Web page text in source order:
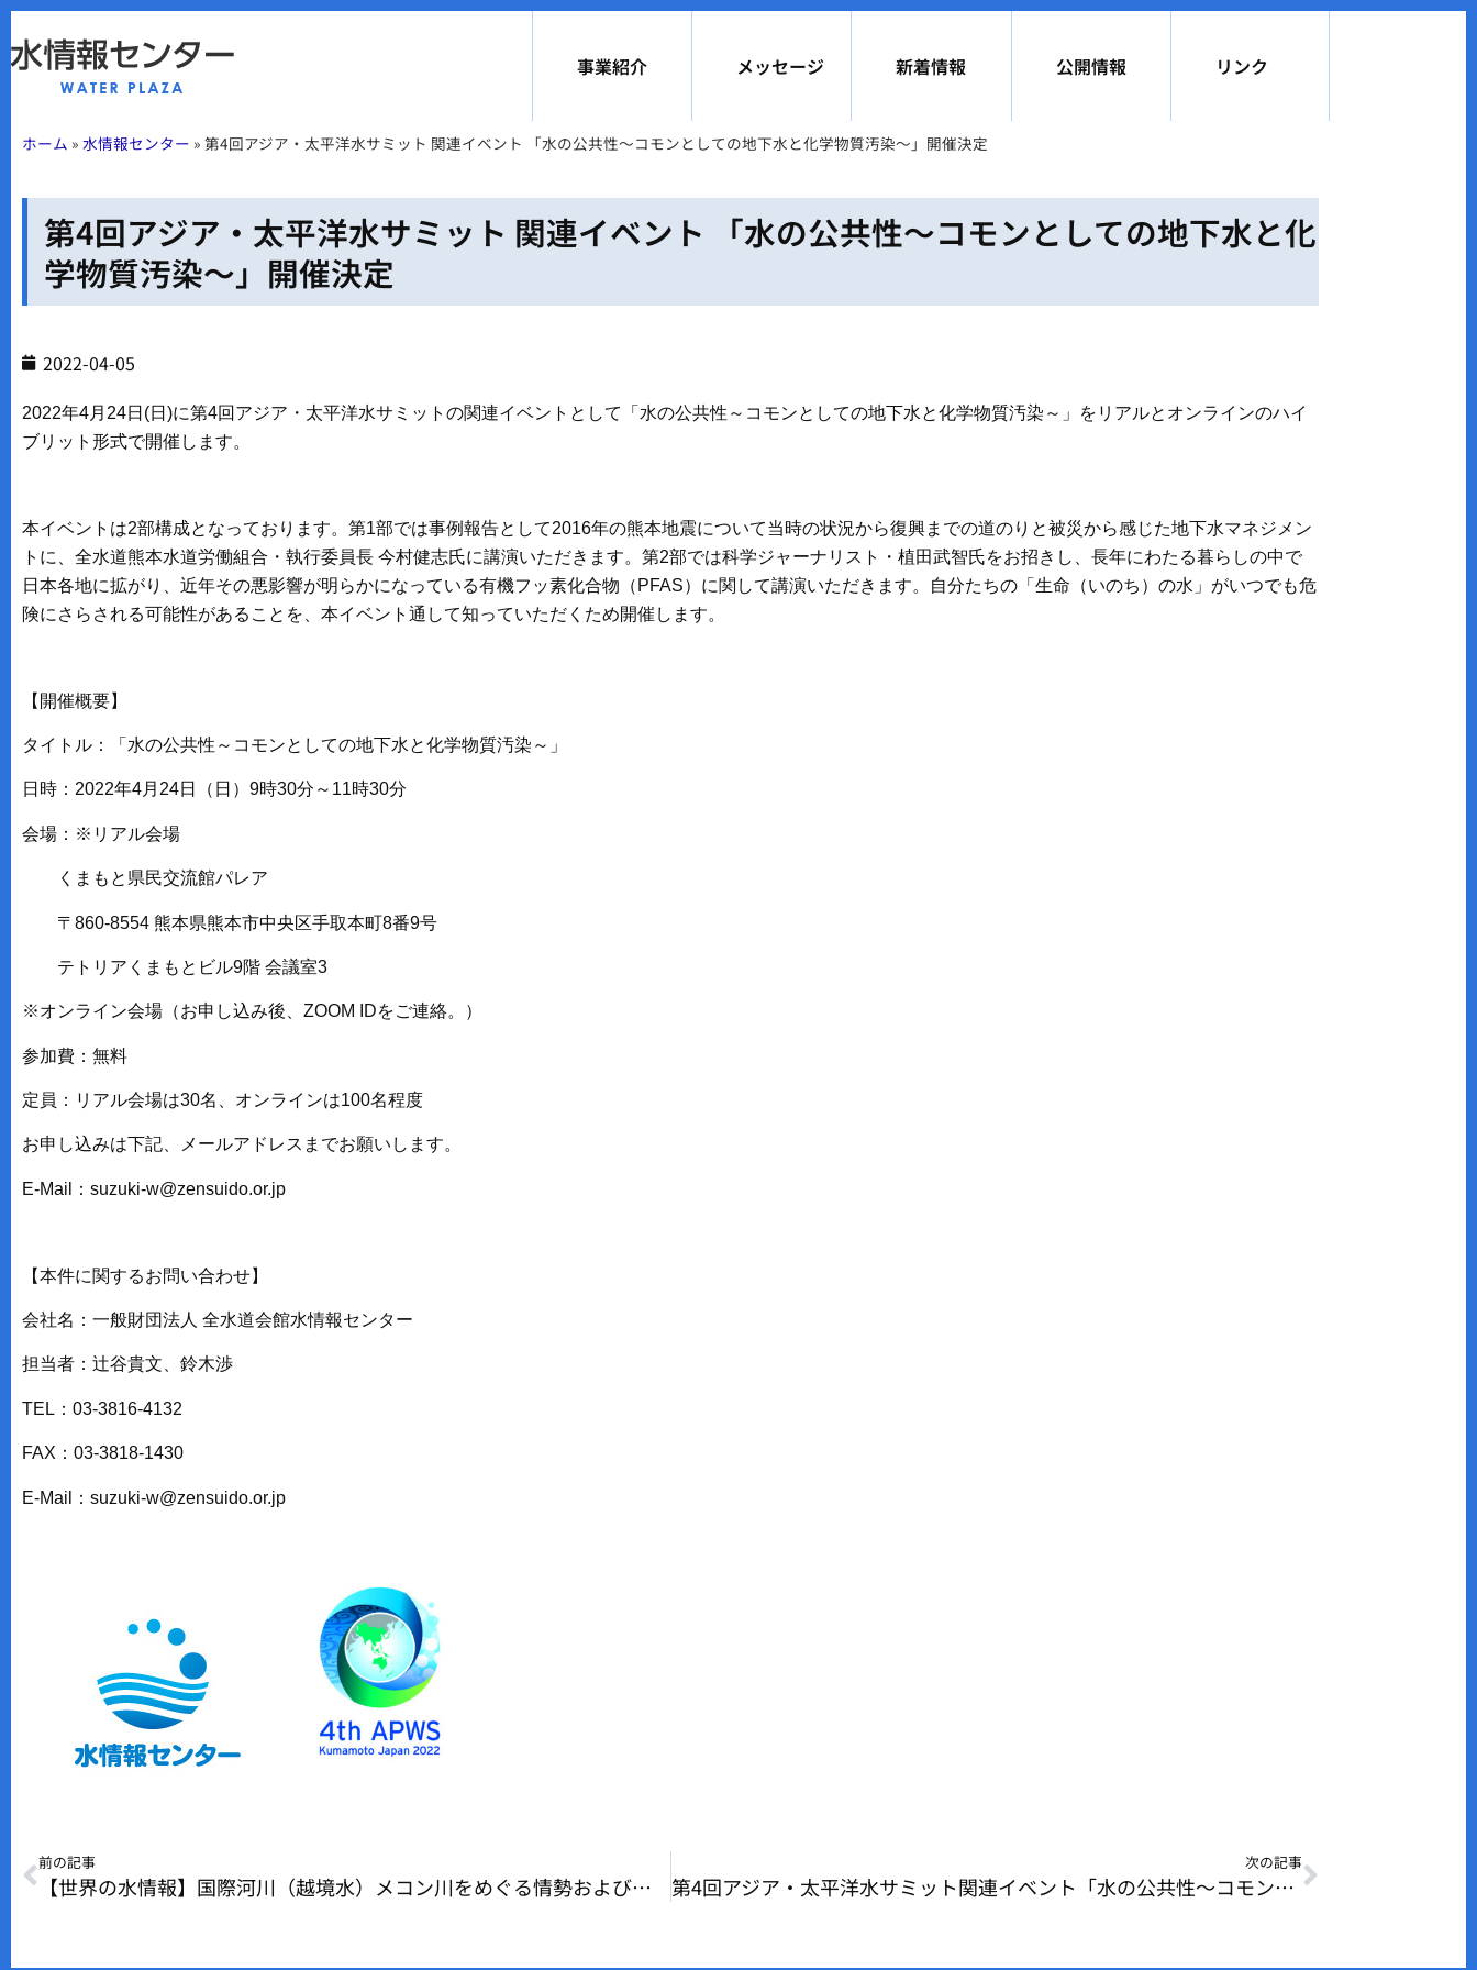
事業紹介 メッセージ 新着情報 公開情報 リンク
ホーム » 水情報センター » 第4回アジア・太平洋水サミット 関連イベント 「水の公共性～コモンとしての地下水と化学物質汚染～」開催決定
第4回アジア・太平洋水サミット 関連イベント 「水の公共性～コモンとしての地下水と化
学物質汚染～」開催決定
2022-04-05
2022年4月24日(日)に第4回アジア・太平洋水サミットの関連イベントとして「水の公共性～コモンとしての地下水と化学物質汚染～」をリアルとオンラインのハイ
ブリット形式で開催します。
本イベントは2部構成となっております。第1部では事例報告として2016年の熊本地震について当時の状況から復興までの道のりと被災から感じた地下水マネジメン
トに、全水道熊本水道労働組合・執行委員長 今村健志氏に講演いただきます。第2部では科学ジャーナリスト・植田武智氏をお招きし、長年にわたる暮らしの中で
日本各地に拡がり、近年その悪影響が明らかになっている有機フッ素化合物（PFAS）に関して講演いただきます。自分たちの「生命（いのち）の水」がいつでも危
険にさらされる可能性があることを、本イベント通して知っていただくため開催します。
【開催概要】
タイトル：「水の公共性～コモンとしての地下水と化学物質汚染～」
日時：2022年4月24日（日）9時30分～11時30分
会場：※リアル会場
くまもと県民交流館パレア
〒860-8554 熊本県熊本市中央区手取本町8番9号
テトリアくまもとビル9階 会議室3
※オンライン会場（お申し込み後、ZOOM IDをご連絡。）
参加費：無料
定員：リアル会場は30名、オンラインは100名程度
お申し込みは下記、メールアドレスまでお願いします。
E-Mail：suzuki-w@zensuido.or.jp
【本件に関するお問い合わせ】
会社名：一般財団法人 全水道会館水情報センター
担当者：辻谷貴文、鈴木渉
TEL：03-3816-4132
FAX：03-3818-1430
E-Mail：suzuki-w@zensuido.or.jp
前の記事
【世界の水情報】国際河川（越境水）メコン川をめぐる情勢およびラオス（ヴィエンチャン）における水事情視察
次の記事
第4回アジア・太平洋水サミット関連イベント「水の公共性～コモンとしての地下水と化学物質汚染～」を開催